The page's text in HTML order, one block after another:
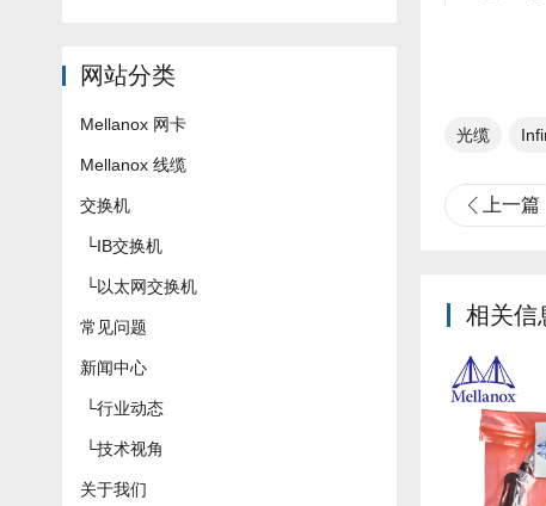
光缆
上一篇
相关信
网站分类
Mellanox 网卡
Mellanox 线缆
交换机
└IB交换机
└以太网交换机
常见问题
新闻中心
└行业动态
└技术视角
关于我们